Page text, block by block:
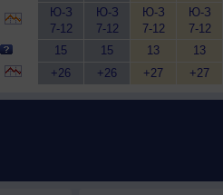
Ю-З
7-12
15
+26
Ю-З
7-12
15
+26
Ю-З
7-12
13
+27
Ю-З
7-12
13
+27